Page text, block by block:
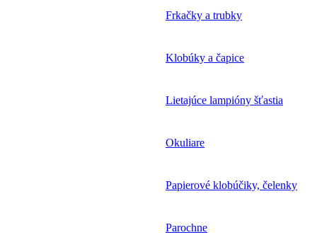
Frkačky a trubky
Klobúky a čapice
Lietajúce lampióny šťastia
Okuliare
Papierové klobúčiky, čelenky
Parochne